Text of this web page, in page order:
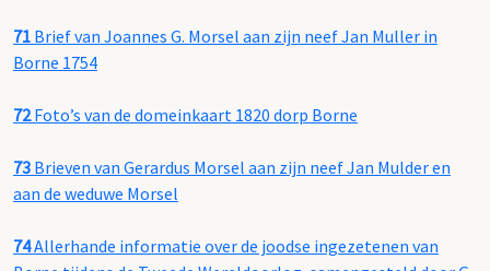
71 Brief van Joannes G. Morsel aan zijn neef Jan Muller in
Borne 1754
72Foto’s van de domeinkaart 1820 dorp Borne
73 Brieven van Gerardus Morsel aan zijn neef Jan Mulder en
aan de weduwe Morsel
74Allerhande informatie over de joodse ingezetenen van